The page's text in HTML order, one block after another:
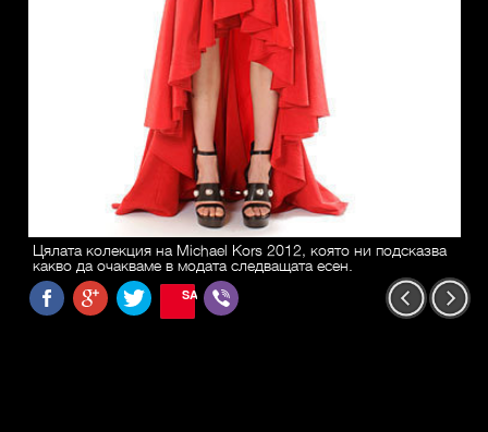
Цялата колекция на Michael Kors 2012, която ни подсказва
какво да очакваме в модата следващата есен.
SAVE